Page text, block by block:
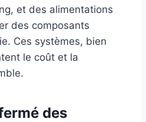
et des alimentations
des composants
Ces systèmes, bien
le coût et la
des